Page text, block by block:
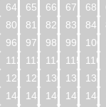
64
65 66 67 68
80
81 82 83 84
96
97 98 99 100
112
113 114 115 116
128
129 130 131 132
144
145 146 147 148